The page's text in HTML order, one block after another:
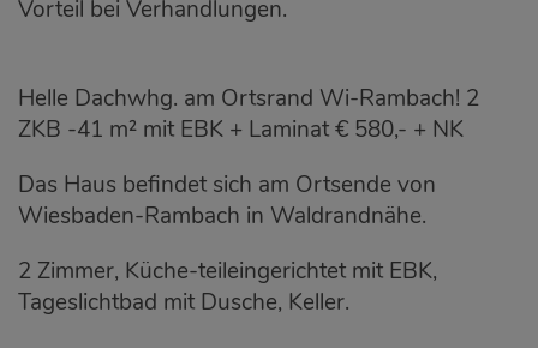
Vorteil bei Verhandlungen.
Helle Dachwhg. am Ortsrand Wi-Rambach! 2
ZKB -41 m² mit EBK + Laminat € 580,- + NK
Das Haus befindet sich am Ortsende von
Wiesbaden-Rambach in Waldrandnähe.
2 Zimmer, Küche-teileingerichtet mit EBK,
Tageslichtbad mit Dusche, Keller.